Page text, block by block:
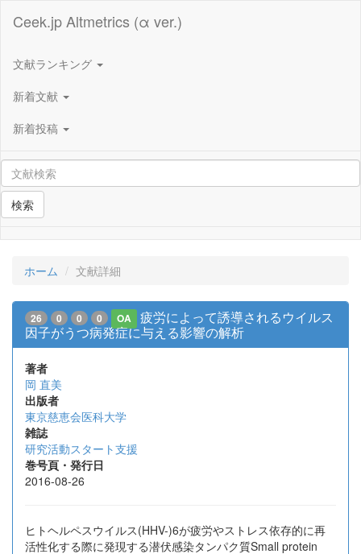
Ceek.jp Altmetrics (α ver.)
文献ランキング
新着文献
新着投稿
検索
ホーム 文献詳細
26 0 0 0 OA
疲労によって誘導されるウイルス
因子がうつ病発症に与える影響の解析
著者
岡 直美
出版者
東京慈恵会医科大学
雑誌
研究活動スタート支援
巻号頁・発行日
2016-08-26
ヒトヘルペスウイルス(HHV-)6が疲労やストレス依存的に再
活性化する際に発現する潜伏感染タンパク質Small protein